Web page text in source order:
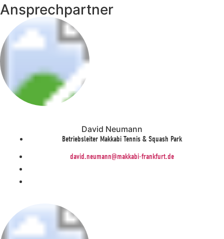
Ansprechpartner
David Neumann
Betriebsleiter Makkabi Tennis & Squash Park
david.neumann@makkabi-frankfurt.de